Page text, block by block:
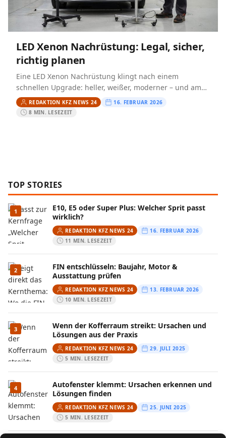
LED Xenon Nachrüstung: Legal, sicher,
richtig planen
Eine LED Xenon Nachrüstung klingt nach einem
schnellen Upgrade: heller, weißer, moderner – und am
besten ohne großen Umbau. In der Praxis entscheidet
aber nicht…
REDAKTION KFZ NEWS 24
16. FEBRUAR 2026
8 MIN. LESEZEIT
TOP STORIES
1
E10, E5 oder Super Plus: Welcher Sprit passt
wirklich?
REDAKTION KFZ NEWS 24
16. FEBRUAR 2026
11 MIN. LESEZEIT
2
FIN entschlüsseln: Baujahr, Motor &
Ausstattung prüfen
REDAKTION KFZ NEWS 24
13. FEBRUAR 2026
10 MIN. LESEZEIT
3
Wenn der Kofferraum streikt: Ursachen und
Lösungen aus der Praxis
REDAKTION KFZ NEWS 24
29. JULI 2025
5 MIN. LESEZEIT
4
Autofenster klemmt: Ursachen erkennen und
Lösungen finden
REDAKTION KFZ NEWS 24
25. JUNI 2025
5 MIN. LESEZEIT